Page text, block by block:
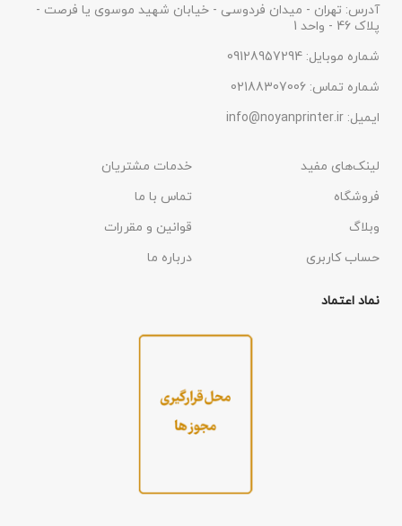
آدرس: تهران - میدان فردوسی - خیابان شهید موسوی یا فرصت -
پلاک 46 - واحد 1
شماره موبایل: 09128957294
شماره تماس: 02188307006
ایمیل: info@noyanprinter.ir
لینک‌های مفید
فروشگاه
وبلاگ
حساب کاربری
خدمات مشتریان
تماس با ما
قوانین و مقررات
درباره ما
نماد اعتماد